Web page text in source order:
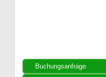
Buchungsanfrage